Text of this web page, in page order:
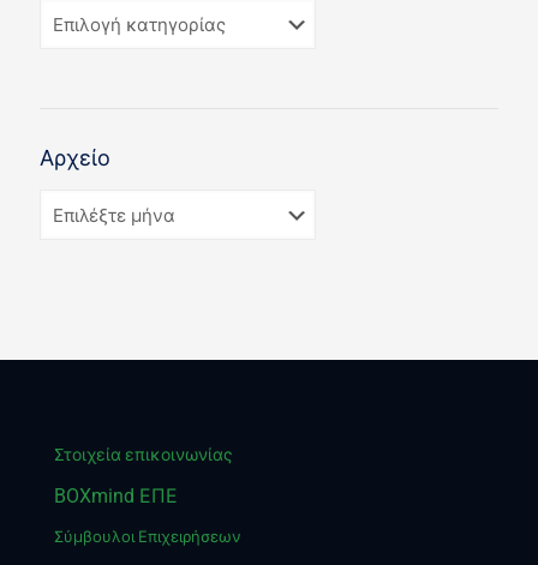
Αρχείο
Στοιχεία επικοινωνίας
BOXmind ΕΠΕ
Σύμβουλοι Επιχειρήσεων